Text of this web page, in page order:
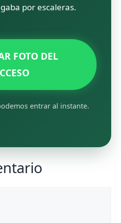
por escaleras.
FOTO DEL
entrar al instante.